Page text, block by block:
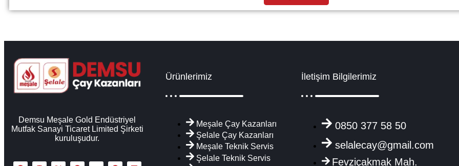
Demsu Meşale Gold Endüstriyel
Mutfak Sanayi Ticaret Limited Şirketi
kuruluşudur.
Ürünlerimiz
Meşale Çay Kazanları
Şelale Çay Kazanları
Meşale Teknik Servis
Şelale Teknik Servis
İletişim Bilgilerimiz
0850 377 58 50
selalecay@gmail.com
Fevziçakmak Mah.